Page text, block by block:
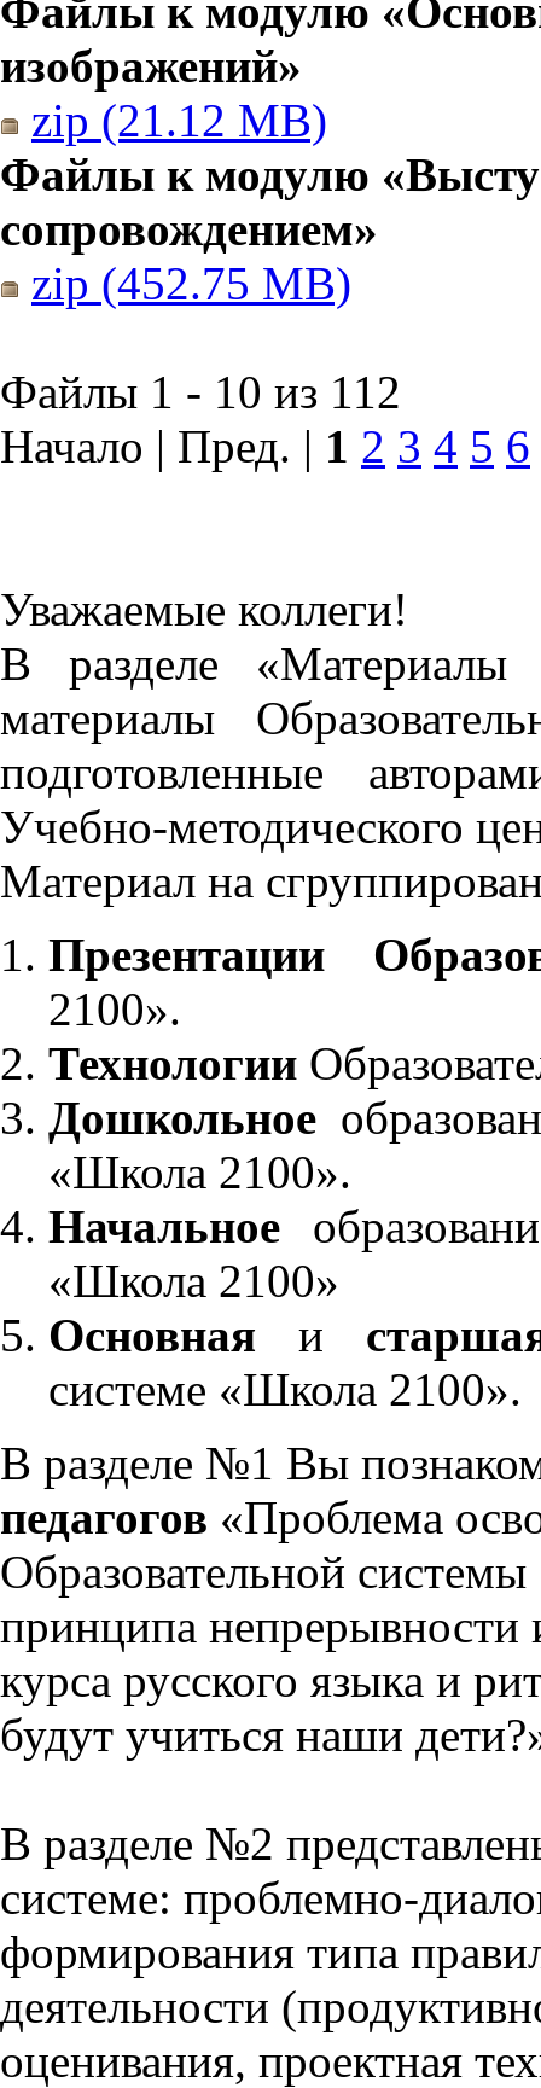
Файлы к модулю
изображений»
zip (21.12 MB)
Файлы к модулю
сопровождением»
zip (452.75 MB)
Файлы 1 - 10 из 112
Начало | Пред. | 1 2 3 4 5 6
Уважаемые коллеги!
В разделе «Материалы
материалы
подготовленные
Учебно-методического
Материал на
Презентации
2100».
Технологии
Дошкольное
«Школа 2100».
Начальное
«Школа 2100»
Основнаяи
системе «Школа 2100».
В разделе №1 Вы
педагогов «Проблема
Образовательной
принципа непрерывности
курса русского языка и
будут учиться наши
В разделе №2
системе: проблемно-
формирования типа
деятельности
оценивания, проектная